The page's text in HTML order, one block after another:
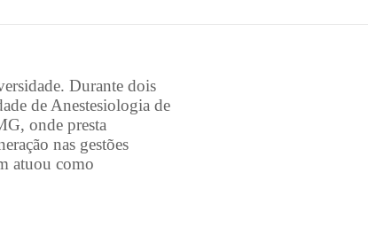
Durante dois
de Anestesiologia de
onde presta
nas gestões
atuou como